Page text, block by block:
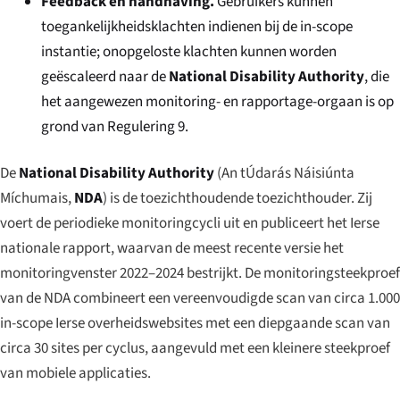
toegankelijkheidsklachten indienen bij de in-scope
instantie; onopgeloste klachten kunnen worden
geëscaleerd naar deNational Disability Authority, die
het aangewezen monitoring- en rapportage-orgaan is op
grond van Regulering 9.
DeNational Disability Authority(An tÚdarás Náisiúnta
Míchumais,NDA) is de toezichthoudende toezichthouder. Zij
voert de periodieke monitoringcycli uit en publiceert het Ierse
nationale rapport, waarvan de meest recente versie het
monitoringvenster 2022–2024 bestrijkt. De monitoringsteekproef
van de NDA combineert een vereenvoudigde scan van circa 1.000
in-scope Ierse overheidswebsites met een diepgaande scan van
circa 30 sites per cyclus, aangevuld met een kleinere steekproef
van mobiele applicaties.